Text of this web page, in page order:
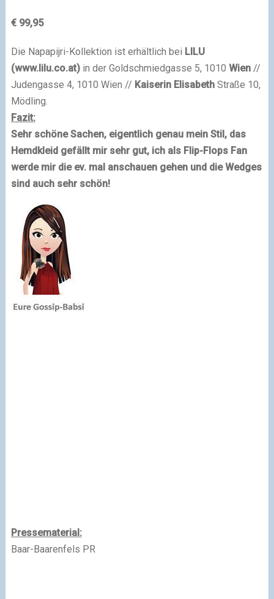
€ 99,95
Die Napapijri-Kollektion ist erhältlich bei LILU
(www.lilu.co.at) in der Goldschmiedgasse 5, 1010 Wien//
Judengasse 4, 1010 Wien // Kaiserin ElisabethStraße 10,
Mödling.
Fazit:
Sehr schöne Sachen, eigentlich genau mein Stil, das
Hemdkleid gefällt mir sehr gut, ich als Flip-Flops Fan
werde mir die ev. mal anschauen gehen und die Wedges
sind auch sehr schön!
Pressematerial:
Baar-Baarenfels PR